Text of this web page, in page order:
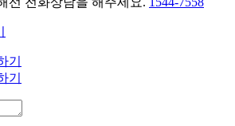
기
기